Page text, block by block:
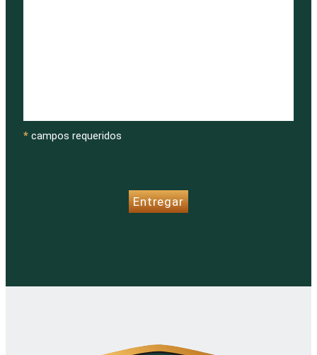
* campos requeridos
Entregar